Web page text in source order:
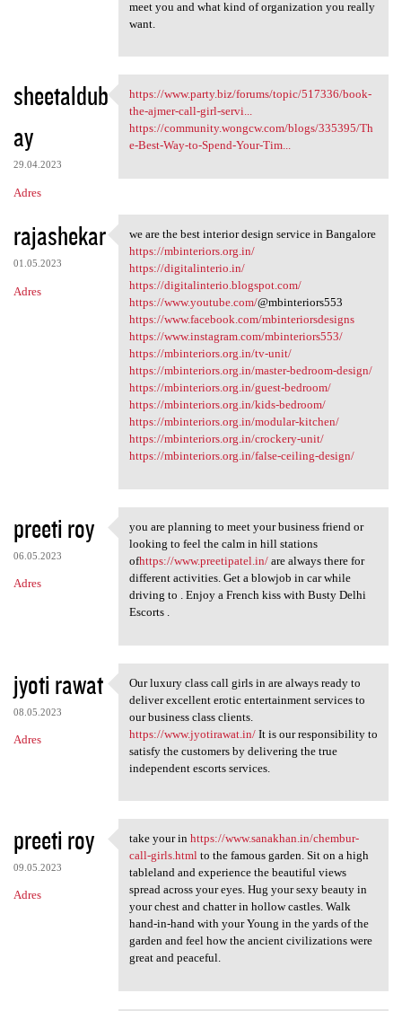
meet you and what kind of organization you really
want.
sheetaldub
ay
29.04.2023
Adres
https://www.party.biz/forums
https://www.party.biz/forums/topic/517336/book-
the-ajmer-call-girl-servi...
https://community.wongcw.com/blogs/335395/Th
e-Best-Way-to-Spend-Your-Tim...
rajashekar
01.05.2023
Adres
we are the best interior
we are the best interior design service in Bangalore
https://mbinteriors.org.in/
https://digitalinterio.in/
https://digitalinterio.blogspot.com/
https://www.youtube.com/@mbinteriors553
https://www.facebook.com/mbinteriorsdesigns
https://www.instagram.com/mbinteriors553/
https://mbinteriors.org.in/tv-unit/
https://mbinteriors.org.in/master-bedroom-design/
https://mbinteriors.org.in/guest-bedroom/
https://mbinteriors.org.in/kids-bedroom/
https://mbinteriors.org.in/modular-kitchen/
https://mbinteriors.org.in/crockery-unit/
https://mbinteriors.org.in/false-ceiling-design/
preeti roy
06.05.2023
Adres
you are planning to meet your
you are planning to meet your business friend or
looking to feel the calm in hill stations
ofhttps://www.preetipatel.in/are always there for
different activities. Get a blowjob in car while
driving to . Enjoy a French kiss with Busty Delhi
Escorts .
jyoti rawat
08.05.2023
Adres
Our luxury class call girls
Our luxury class call girls in are always ready to
deliver excellent erotic entertainment services to
our business class clients.
https://www.jyotirawat.in/It is our responsibility to
satisfy the customers by delivering the true
independent escorts services.
preeti roy
09.05.2023
Adres
take your in https://www
take your in https://www.sanakhan.in/chembur-
call-girls.htmlto the famous garden. Sit on a high
tableland and experience the beautiful views
spread across your eyes. Hug your sexy beauty in
your chest and chatter in hollow castles. Walk
hand-in-hand with your Young in the yards of the
garden and feel how the ancient civilizations were
great and peaceful.